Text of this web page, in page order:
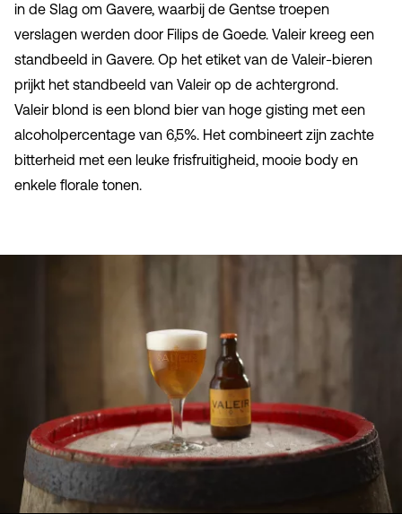
in de Slag om Gavere, waarbij de Gentse troepen
verslagen werden door Filips de Goede. Valeir kreeg een
standbeeld in Gavere. Op het etiket van de Valeir-bieren
prijkt het standbeeld van Valeir op de achtergrond.
Valeir blond is een blond bier van hoge gisting met een
alcoholpercentage van 6,5%. Het combineert zijn zachte
bitterheid met een leuke frisfruitigheid, mooie body en
enkele florale tonen.